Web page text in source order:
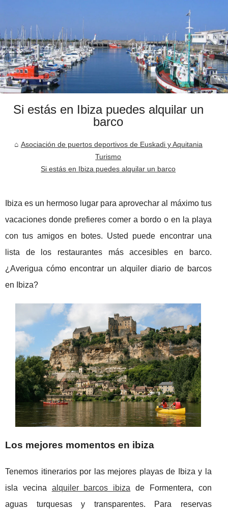
Si estás en Ibiza puedes alquilar un
barco
Asociación de puertos deportivos de Euskadi y Aquitania
Turismo
Si estás en Ibiza puedes alquilar un barco
Ibiza es un hermoso lugar para aprovechar al máximo tus
vacaciones donde prefieres comer a bordo o en la playa
con tus amigos en botes. Usted puede encontrar una
lista de los restaurantes más accesibles en barco.
¿Averigua cómo encontrar un alquiler diario de barcos
en Ibiza?
Los mejores momentos en ibiza
Tenemos itinerarios por las mejores playas de Ibiza y la
isla vecina alquiler barcos ibiza de Formentera, con
aguas turquesas y transparentes. Para reservas